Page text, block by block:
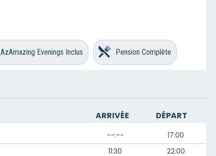
AzAmazing Evenings Inclus Pension Complète
ARRIVÉE DÉPART
--:-- 17:00
11:30 22:00